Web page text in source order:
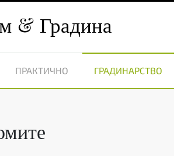
Градина
ПРАКТИЧНО ГРАДИНАРСТВО